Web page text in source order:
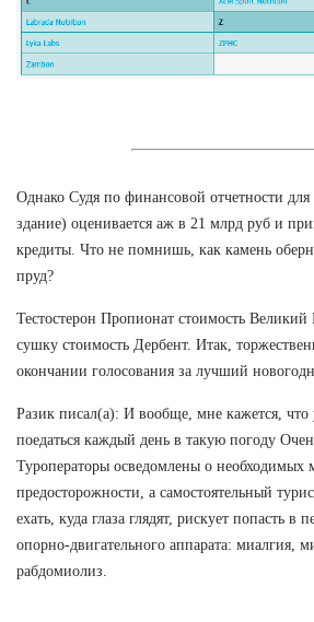
Однако Судя по финансовой отчетности
здание) оценивается аж в 21 млрд руб и
кредиты. Что не помнишь, как камень
пруд?
Тестостерон Пропионат стоимость
сушку стоимость Дербент. Итак,
окончании голосования за лучший
Разик писал(а): И вообще, мне кажется, что
поедаться каждый день в такую погоду
Туроператоры осведомлены о необходимых
предосторожности, а самостоятельный
ехать, куда глаза глядят, рискует попасть в
опорно-двигательного аппарата: миалгия,
рабдомиолиз.